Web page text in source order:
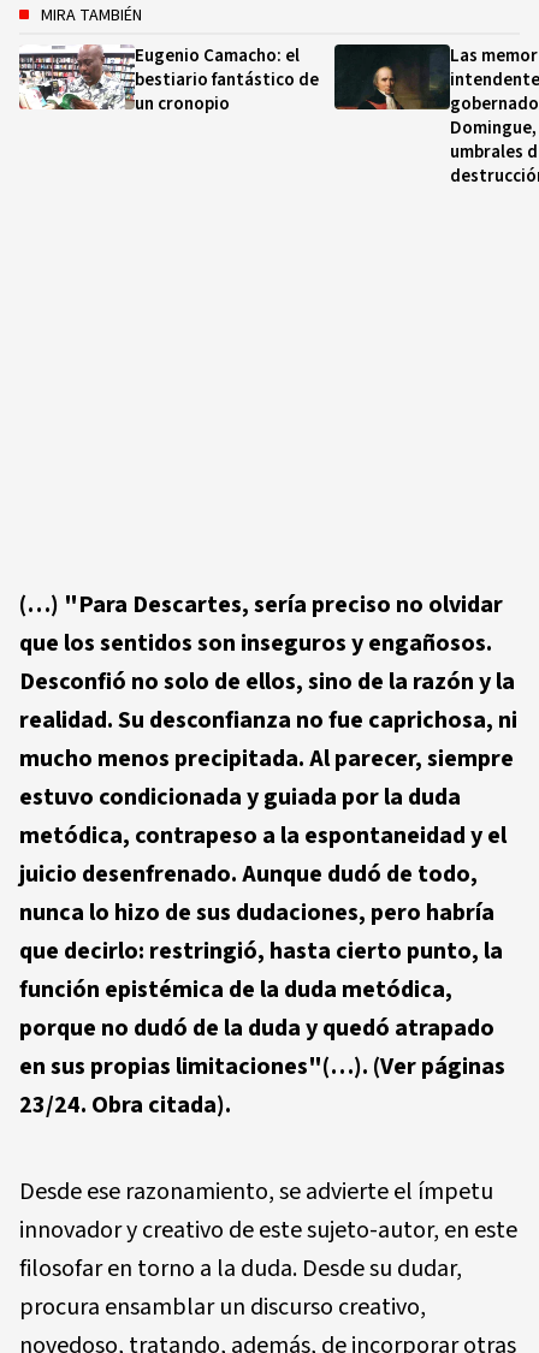
MIRA TAMBIÉN
Eugenio Camacho: el
bestiario fantástico de
un cronopio
Las
umbrales
(…) "Para Descartes, sería preciso no olvidar
que los sentidos son inseguros y engañosos.
Desconfió no solo de ellos, sino de la razón y la
realidad. Su desconfianza no fue caprichosa, ni
mucho menos precipitada. Al parecer, siempre
estuvo condicionada y guiada por la duda
metódica, contrapeso a la espontaneidad y el
juicio desenfrenado. Aunque dudó de todo,
nunca lo hizo de sus dudaciones, pero habría
que decirlo: restringió, hasta cierto punto, la
función epistémica de la duda metódica,
porque no dudó de la duda y quedó atrapado
en sus propias limitaciones"(…). (Ver páginas
23/24. Obra citada).
Desde ese razonamiento, se advierte el ímpetu
innovador y creativo de este sujeto-autor, en este
filosofar en torno a la duda. Desde su dudar,
procura ensamblar un discurso creativo,
novedoso, tratando, además, de incorporar otras